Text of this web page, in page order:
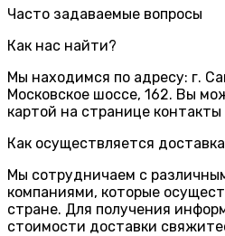
Часто задаваемые вопросы
Как нас найти?
Мы находимся по адресу: г.
Московское шоссе, 162. Вы
картой на странице
Как осуществляется
Мы сотрудничаем с
компаниями, которые
стране. Для получения
стоимости доставки